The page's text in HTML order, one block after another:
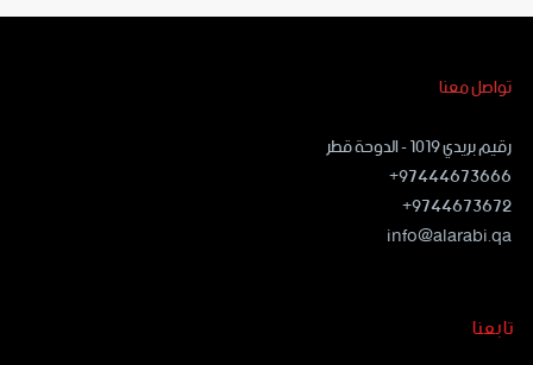
تواصل معنا
رقيم بريدي ١٠١٩ - الدوحة قطر
97444673666+
9744673672+
info@alarabi.qa
تابعنا